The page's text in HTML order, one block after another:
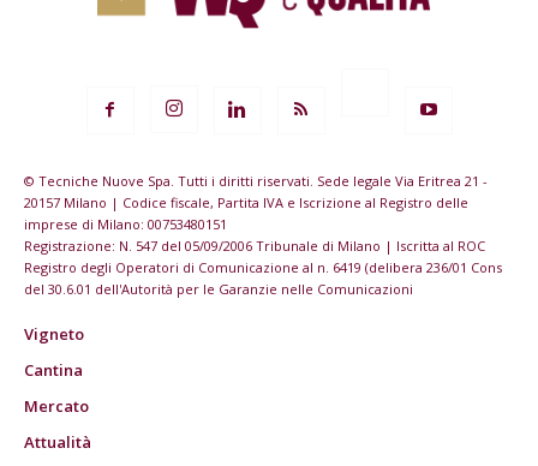
© Tecniche Nuove Spa. Tutti i diritti riservati. Sede legale Via Eritrea 21 -
20157 Milano | Codice fiscale, Partita IVA e Iscrizione al Registro delle
imprese di Milano: 00753480151
Registrazione: N. 547 del 05/09/2006 Tribunale di Milano | Iscritta al ROC
Registro degli Operatori di Comunicazione al n. 6419 (delibera 236/01 Cons
del 30.6.01 dell'Autorità per le Garanzie nelle Comunicazioni
Vigneto
Cantina
Mercato
Attualità